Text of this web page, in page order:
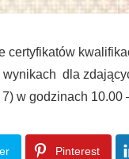
certyfikatów
dla
w godzinach 10.00
Pinterest